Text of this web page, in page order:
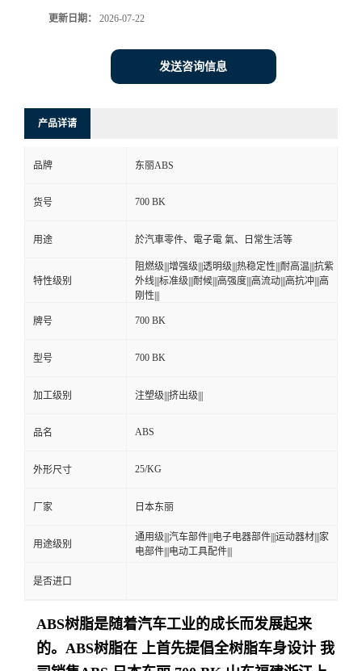
系
更新日期： 2026-07-22
发送咨询信息
产品详请
品牌 东丽ABS
货号 700 BK
用途 於汽車零件、電子電 氣、日常生活等
特性级别
阻燃级|||增强级|||透明级|||热稳定性|||耐高温|||抗紫
外线|||标准级|||耐候|||高强度|||高流动|||高抗冲|||高
刚性|||
牌号 700 BK
型号 700 BK
加工级别 注塑级|||挤出级|||
品名 ABS
外形尺寸 25/KG
厂家 日本东丽
用途级别
通用级|||汽车部件|||电子电器部件|||运动器材|||家
电部件|||电动工具配件|||
是否进口
ABS树脂是随着汽车工业的成长而发展起来
的。ABS树脂在 上首先提倡全树脂车身设计 我